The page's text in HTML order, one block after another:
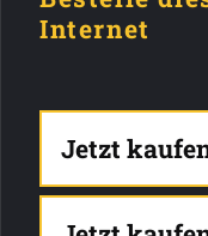
Internet
Jetzt